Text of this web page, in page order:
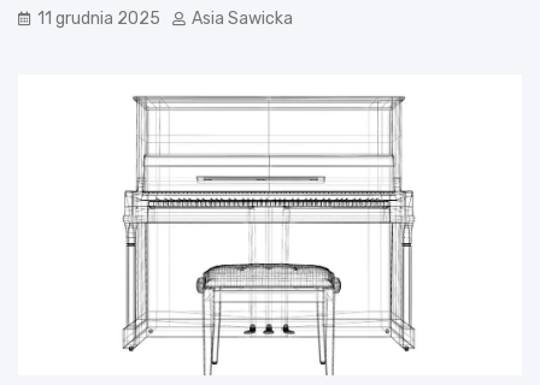
11 grudnia 2025 Asia Sawicka